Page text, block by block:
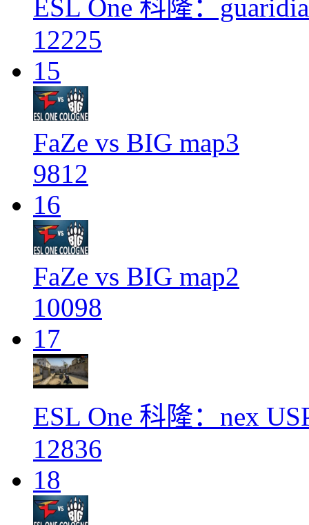
ESL One 科隆：
12225
15
FaZe vs BIG map3
9812
16
FaZe vs BIG map2
10098
17
ESL One 科隆：nex
12836
18